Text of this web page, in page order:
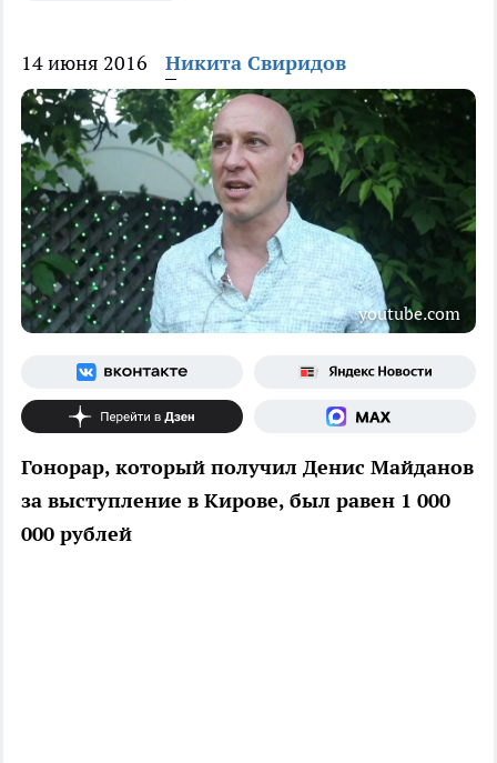
14 июня 2016 Никита Свиридов
youtube.com
Гонорар, который получил Денис Майданов
за выступление в Кирове, был равен 1 000
000 рублей